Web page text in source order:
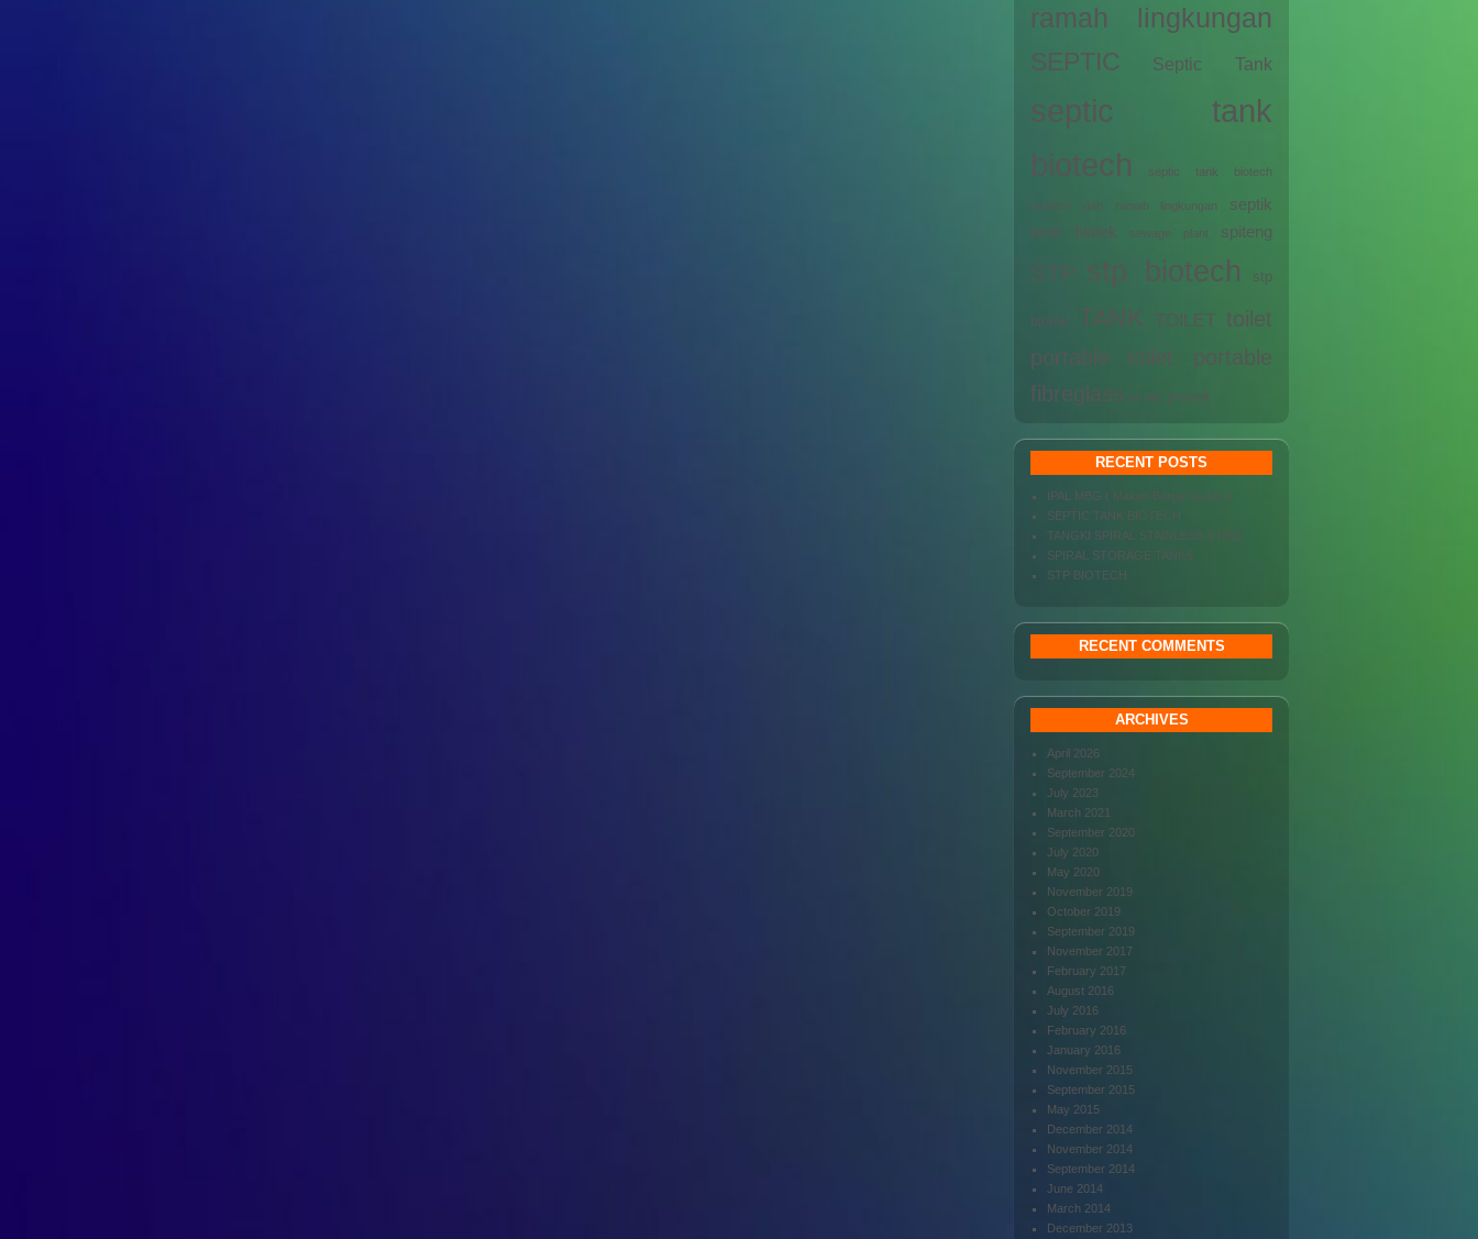
ramah lingkungan
SEPTIC Septic Tank
septic tank
biotech
septic tank biotech
modern dan ramah lingkungan
septik
tenk biotek
sewage plant spiteng
STP stp biotech stp
biotek TANK TOILET
toilet
portable
toilet portable
fibreglass wc wc proyek
RECENT POSTS
IPAL MBG ( Makan Bergizi Gratis )
SEPTIC TANK BIOTECH
TANGKI SPIRAL STAINLESS STEEL
SPIRAL STORAGE TANKS
STP BIOTECH
RECENT COMMENTS
ARCHIVES
April 2026
September 2024
July 2023
March 2021
September 2020
July 2020
May 2020
November 2019
October 2019
September 2019
November 2017
February 2017
August 2016
July 2016
February 2016
January 2016
November 2015
September 2015
May 2015
December 2014
November 2014
September 2014
June 2014
March 2014
December 2013